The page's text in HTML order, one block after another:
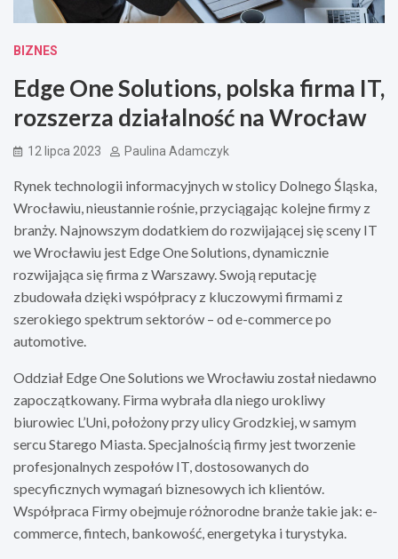
BIZNES
Edge One Solutions, polska firma IT,
rozszerza działalność na Wrocław
12 lipca 2023 Paulina Adamczyk
Rynek technologii informacyjnych w stolicy Dolnego Śląska,
Wrocławiu, nieustannie rośnie, przyciągając kolejne firmy z
branży. Najnowszym dodatkiem do rozwijającej się sceny IT
we Wrocławiu jest Edge One Solutions, dynamicznie
rozwijająca się firma z Warszawy. Swoją reputację
zbudowała dzięki współpracy z kluczowymi firmami z
szerokiego spektrum sektorów – od e-commerce po
automotive.
Oddział Edge One Solutions we Wrocławiu został niedawno
zapoczątkowany. Firma wybrała dla niego urokliwy
biurowiec L’Uni, położony przy ulicy Grodzkiej, w samym
sercu Starego Miasta. Specjalnością firmy jest tworzenie
profesjonalnych zespołów IT, dostosowanych do
specyficznych wymagań biznesowych ich klientów.
Współpraca Firmy obejmuje różnorodne branże takie jak: e-
commerce, fintech, bankowość, energetyka i turystyka.